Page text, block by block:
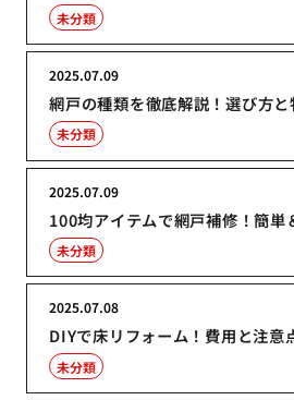
未分類
網戸の種類を徹底解説！選び方と
2025.07.09
未分類
100均アイテムで網戸補修！簡単
2025.07.09
未分類
DIYで床リフォーム！費用と注意
2025.07.08
未分類